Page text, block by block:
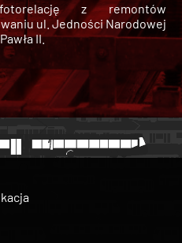
z remontów
ul. Jedności Narodowej
II.